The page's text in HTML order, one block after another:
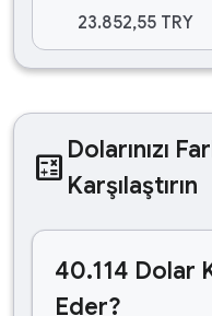
23.852,55 TRY
calculate Dolarınızı
Karşılaştırın
40.114 Dolar
Eder?